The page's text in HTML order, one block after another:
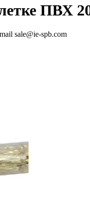
ПВХ
sale@ie-spb.com